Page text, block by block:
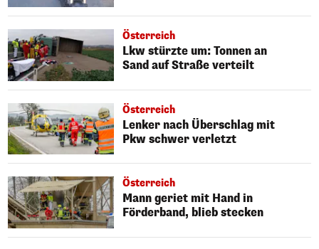
Österreich
Lkw stürzte um: Tonnen an
Sand auf Straße verteilt
Österreich
Lenker nach Überschlag mit
Pkw schwer verletzt
Österreich
Mann geriet mit Hand in
Förderband, blieb stecken